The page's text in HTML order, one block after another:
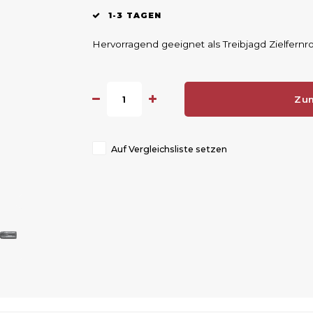
1-3 TAGEN
Hervorragend geeignet als Treibjagd
Auf Vergleichsliste setzen